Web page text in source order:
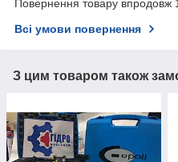
Повернення товару впродовж
Всі умови повернення
З цим товаром також